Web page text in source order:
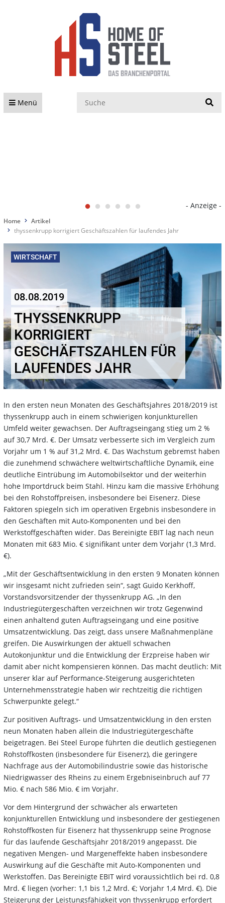
Menü
- Anzeige -
Home
Artikel
thyssenkrupp korrigiert Geschäftszahlen für laufendes Jahr
WIRTSCHAFT
08.08.2019
THYSSENKRUPP
KORRIGIERT
GESCHÄFTSZAHLEN FÜR
LAUFENDES JAHR
In den ersten neun Monaten des Geschäftsjahres 2018/2019 ist
thyssenkrupp auch in einem schwierigen konjunkturellen
Umfeld weiter gewachsen. Der Auftragseingang stieg um 2 %
auf 30,7 Mrd. €. Der Umsatz verbesserte sich im Vergleich zum
Vorjahr um 1 % auf 31,2 Mrd. €. Das Wachstum gebremst haben
die zunehmend schwächere weltwirtschaftliche Dynamik, eine
deutliche Eintrübung im Automobilsektor und der weiterhin
hohe Importdruck beim Stahl. Hinzu kam die massive Erhöhung
bei den Rohstoffpreisen, insbesondere bei Eisenerz. Diese
Faktoren spiegeln sich im operativen Ergebnis insbesondere in
den Geschäften mit Auto-Komponenten und bei den
Werkstoffgeschäften wider. Das Bereinigte EBIT lag nach neun
Monaten mit 683 Mio. € signifikant unter dem Vorjahr (1,3 Mrd.
€).
„Mit der Geschäftsentwicklung in den ersten 9 Monaten können
wir insgesamt nicht zufrieden sein“, sagt Guido Kerkhoff,
Vorstandsvorsitzender der thyssenkrupp AG. „In den
Industriegütergeschäften verzeichnen wir trotz Gegenwind
einen anhaltend guten Auftragseingang und eine positive
Umsatzentwicklung. Das zeigt, dass unsere Maßnahmenpläne
greifen. Die Auswirkungen der aktuell schwachen
Autokonjunktur und die Entwicklung der Erzpreise haben wir
damit aber nicht kompensieren können. Das macht deutlich: Mit
unserer klar auf Performance-Steigerung ausgerichteten
Unternehmensstrategie haben wir rechtzeitig die richtigen
Schwerpunkte gelegt.“
Zur positiven Auftrags- und Umsatzentwicklung in den ersten
neun Monaten haben allein die Industriegütergeschäfte
beigetragen. Bei Steel Europe führten die deutlich gestiegenen
Rohstoffkosten (insbesondere für Eisenerz), die geringere
Nachfrage aus der Automobilindustrie sowie das historische
Niedrigwasser des Rheins zu einem Ergebniseinbruch auf 77
Mio. € nach 586 Mio. € im Vorjahr.
Vor dem Hintergrund der schwächer als erwarteten
konjunkturellen Entwicklung und insbesondere der gestiegenen
Rohstoffkosten für Eisenerz hat thyssenkrupp seine Prognose
für das laufende Geschäftsjahr 2018/2019 angepasst. Die
negativen Mengen- und Margeneffekte haben insbesondere
Auswirkung auf die Geschäfte mit Auto-Komponenten und
Werkstoffen. Das Bereinigte EBIT wird voraussichtlich bei rd. 0,8
Mrd. € liegen (vorher: 1,1 bis 1,2 Mrd. €; Vorjahr 1,4 Mrd. €). Die
Steigerung der Leistungsfähigkeit von thyssenkrupp erfordert